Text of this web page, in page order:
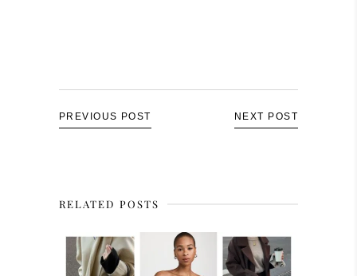
PREVIOUS POST NEXT POST
RELATED POSTS